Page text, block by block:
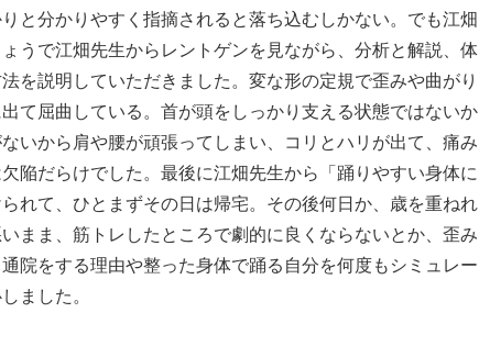
と分かりやすく指摘されると落ち込むしかない。でも江畑
うで江畑先生からレントゲンを見ながら、分析と解説、体
を説明していただきました。変な形の定規で歪みや曲がり
て屈曲している。首が頭をしっかり支える状態ではないか
いから肩や腰が頑張ってしまい、コリとハリが出て、痛み
陥だらけでした。最後に江畑先生から「踊りやすい身体に
れて、ひとまずその日は帰宅。その後何日か、歳を重ねれ
まま、筋トレしたところで劇的に良くならないとか、歪み
院をする理由や整った身体で踊る自分を何度もシミュレー
ました。